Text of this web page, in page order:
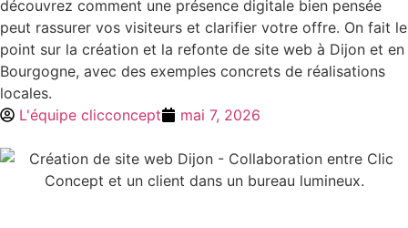
découvrez comment une présence digitale bien pensée
peut rassurer vos visiteurs et clarifier votre offre. On fait le
point sur la création et la refonte de site web à Dijon et en
Bourgogne, avec des exemples concrets de réalisations
locales.
L'équipe clicconcept
mai 7, 2026